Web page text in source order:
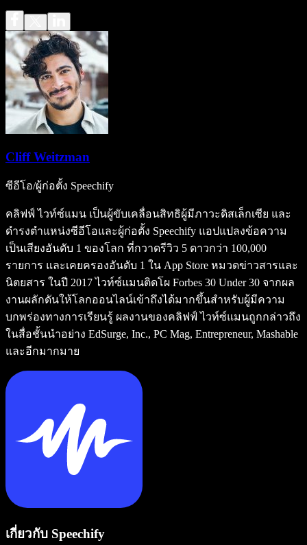
Cliff Weitzman
ซีอีโอ/ผู้ก่อตั้ง Speechify
คลิฟฟ์ ไวท์ซ์แมน เป็นผู้ขับเคลื่อนสิทธิผู้มีภาวะดิสเล็กเซีย และ
ดำรงตำแหน่งซีอีโอและผู้ก่อตั้ง Speechify แอปแปลงข้อความ
เป็นเสียงอันดับ 1 ของโลก ที่กวาดรีวิว 5 ดาวกว่า 100,000
รายการ และเคยครองอันดับ 1 ใน App Store หมวดข่าวสารและ
นิตยสาร ในปี 2017 ไวท์ซ์แมนติดโผ Forbes 30 Under 30 จากผล
งานผลักดันให้โลกออนไลน์เข้าถึงได้มากขึ้นสำหรับผู้มีความ
บกพร่องทางการเรียนรู้ ผลงานของคลิฟฟ์ ไวท์ซ์แมนถูกกล่าวถึง
ในสื่อชั้นนำอย่าง EdSurge, Inc., PC Mag, Entrepreneur, Mashable
และอีกมากมาย
เกี่ยวกับ Speechify